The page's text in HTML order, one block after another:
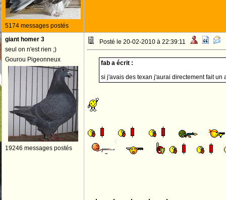
5174 messages postés
giant homer 3
seul on n'est rien ;)
Gourou Pigeonneux
19246 messages postés
Posté le 20-02-2010 à 22:39:11
fab a écrit :
si j'avais des texan j'aurai directement fait un